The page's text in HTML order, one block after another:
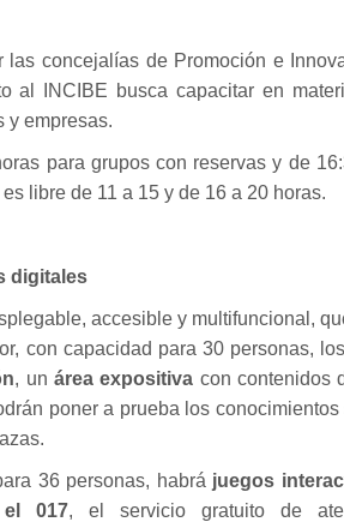
las concejalías de Promoción e
al INCIBE busca capacitar en
y empresas.
para grupos con reservas y de
libre de 11 a 15 y de 16 a 20 horas.
digitales
accesible y multifuncional,
con capacidad para 30 personas,
, un área expositiva con contenidos
poner a prueba los
36 personas, habrá juegos
017, el servicio gratuito de